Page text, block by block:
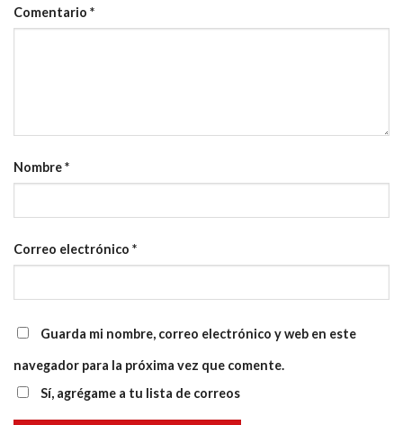
Comentario *
Nombre*
Correo electrónico *
Guarda mi nombre, correo electrónico y web en este
navegador para la próxima vez que comente.
Sí, agrégame a tu lista de correos